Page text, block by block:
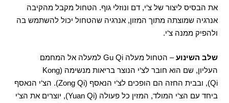
את הבסיס ליצור של צ‘י,דם ונוזלי גוף. הטחול מקבל מהקיבה
אנרגיה שמוצתה מתוך המזון,אנרגיה שהטחול יכול להשתמש בה
ולהפיק ממנה צ‘י.
שלב השינוע – הטחול מעלהGu Qi למעלה אל המחמם
העליון,שם הוא חובר לצ‘י הנוצר בריאות מנשימה
(Kong
Qi),
ובבית החזה הם הופכים לצ‘י הנאסף (Zong Qi). הצ‘י הנאסף
ביחד עם הצ‘י המולד, המזין כל פעולה (Yuan Qi), יוצרים את הצ‘י